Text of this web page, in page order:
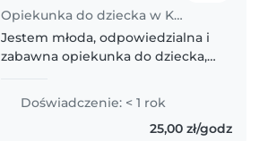
Opiekunka do dziecka w Kielce
Jestem młoda, odpowiedzialna i
zabawna opiekunka do dziecka,
dziećmi w wieku od
zainteresowania obejmują
Doświadczenie: < 1 rok
25,00 zł/godz